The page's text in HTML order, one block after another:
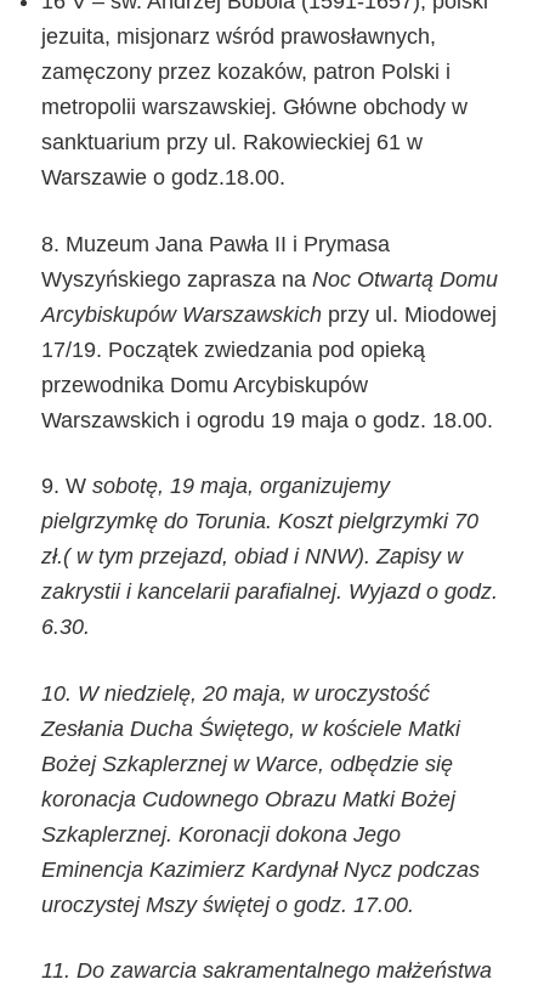
jezuita, misjonarz wśród prawosławnych,
zamęczony przez kozaków, patron Polski i
metropolii warszawskiej. Główne obchody w
sanktuarium przy ul. Rakowieckiej 61 w
Warszawie o godz.18.00.
8. Muzeum Jana Pawła II i Prymasa
Wyszyńskiego zaprasza na Noc Otwartą Domu
Arcybiskupów Warszawskich przy ul. Miodowej
17/19. Początek zwiedzania pod opieką
przewodnika Domu Arcybiskupów
Warszawskich i ogrodu 19 maja o godz. 18.00.
9. W sobotę, 19 maja, organizujemy
pielgrzymkę do Torunia. Koszt pielgrzymki 70
zł.( w tym przejazd, obiad i NNW). Zapisy w
zakrystii i kancelarii parafialnej. Wyjazd o godz.
6.30.
10. W niedzielę, 20 maja, w uroczystość
Zesłania Ducha Świętego, w kościele Matki
Bożej Szkaplerznej w Warce, odbędzie się
koronacja Cudownego Obrazu Matki Bożej
Szkaplerznej. Koronacji dokona Jego
Eminencja Kazimierz Kardynał Nycz podczas
uroczystej Mszy świętej o godz. 17.00.
11. Do zawarcia sakramentalnego małżeństwa